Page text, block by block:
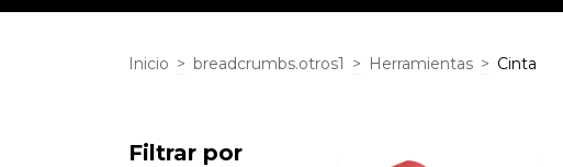
Inicio > breadcrumbs.otros1 > Herramientas > Cinta
Filtrar por